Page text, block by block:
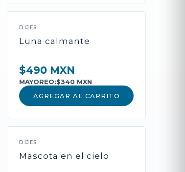
DIJES
Luna calmante
$490 MXN
MAYOREO:$340 MXN
AGREGAR AL CARRITO
DIJES
Mascota en el cielo